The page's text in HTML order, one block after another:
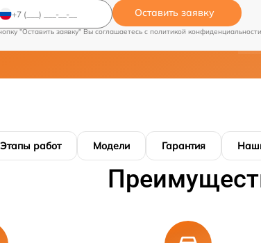
Оставить заявку
"Оставить заявку" Вы соглашаетесь c политикой конфиденциальности
Этапы работ Модели Гарантия